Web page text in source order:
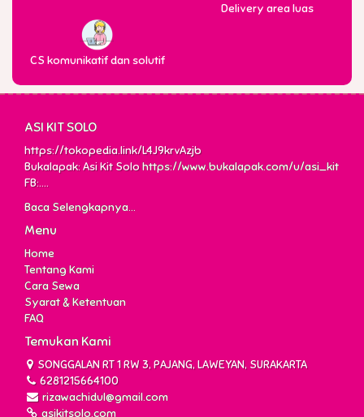
Delivery area luas
CS komunikatif dan solutif
ASI KIT SOLO
https://tokopedia.link/L4J9krvAzjb
Bukalapak: Asi Kit Solohttps://www.bukalapak.com/u/asi_kit
FB:....
Baca Selengkapnya...
Menu
Home
Tentang Kami
Cara Sewa
Syarat & Ketentuan
FAQ
Temukan Kami
SONGGALAN RT 1 RW 3, PAJANG, LAWEYAN, SURAKARTA
6281215664100
rizawachidul@gmail.com
asikitsolo.com